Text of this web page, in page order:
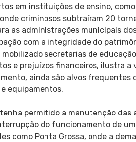
em instituições de ensino,
criminosos subtraíram 20
as administrações municipais
com a integridade do
secretarias de
e prejuízos financeiros, ilustra a
ainda são alvos frequentes
equipamentos.
permitido a manutenção
do funcionamento de
como Ponta Grossa, onde a